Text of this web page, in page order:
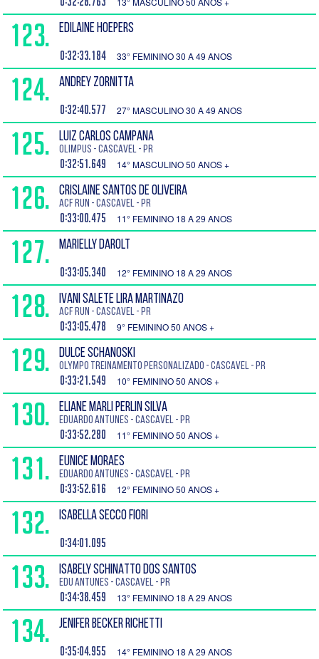
123. EDILAINE HOEPERS
0:32:33.184 33° FEMININO 30 A 49 ANOS
124. ANDREY ZORNITTA
0:32:40.577 27° MASCULINO 30 A 49 ANOS
125. LUIZ CARLOS CAMPANA
Olimpus - Cascavel - PR
0:32:51.649 14° MASCULINO 50 ANOS +
126. CRISLAINE SANTOS DE OLIVEIRA
ACF run - Cascavel - PR
0:33:00.475 11° FEMININO 18 A 29 ANOS
127. MARIELLY DAROLT
0:33:05.340 12° FEMININO 18 A 29 ANOS
128. IVANI SALETE LIRA MARTINAZO
ACF run - Cascavel - PR
0:33:05.478 9° FEMININO 50 ANOS +
129. DULCE SCHANOSKI
OLYMPO TREINAMENTO PERSONALIZADO - Cascavel - PR
0:33:21.549 10° FEMININO 50 ANOS +
130. ELIANE MARLI PERLIN SILVA
EDUARDO ANTUNES - Cascavel - PR
0:33:52.280 11° FEMININO 50 ANOS +
131. EUNICE MORAES
EDUARDO ANTUNES - Cascavel - PR
0:33:52.616 12° FEMININO 50 ANOS +
132. ISABELLA SECCO FIORI
0:34:01.095
133. ISABELY SCHINATTO DOS SANTOS
Edu Antunes - Cascavel - PR
0:34:38.459 13° FEMININO 18 A 29 ANOS
134. JENIFER BECKER RICHETTI
0:35:04.955 14° FEMININO 18 A 29 ANOS